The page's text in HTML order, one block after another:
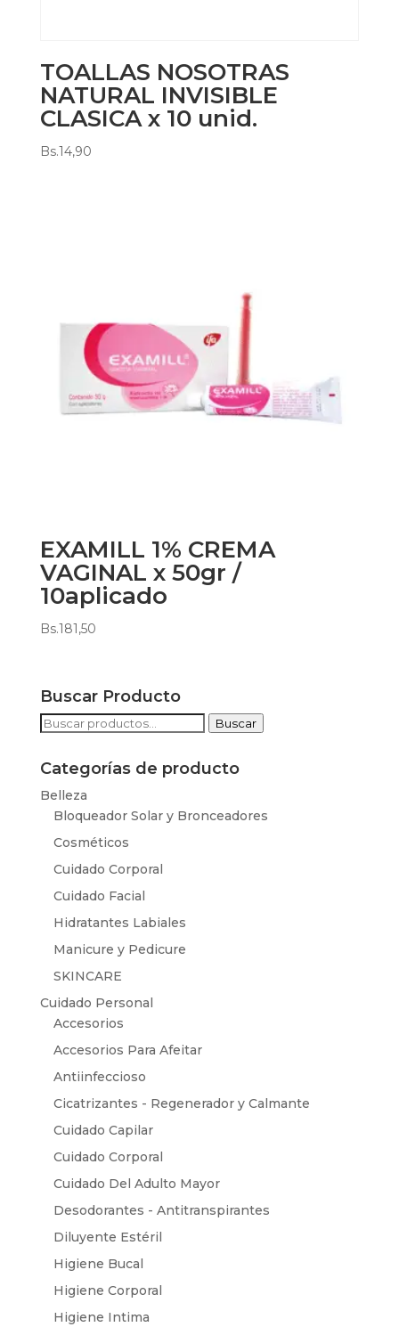
TOALLAS NOSOTRAS
NATURAL INVISIBLE
CLASICA x 10 unid.
Bs.14,90
EXAMILL 1% CREMA
VAGINAL x 50gr /
10aplicado
Bs.181,50
Buscar Producto
Buscar
Buscar
Categorías de producto
Belleza
Bloqueador Solar y Bronceadores
Cosméticos
Cuidado Corporal
Cuidado Facial
Hidratantes Labiales
Manicure y Pedicure
SKINCARE
Cuidado Personal
Accesorios
Accesorios Para Afeitar
Antiinfeccioso
Cicatrizantes - Regenerador y Calmante
Cuidado Capilar
Cuidado Corporal
Cuidado Del Adulto Mayor
Desodorantes - Antitranspirantes
Diluyente Estéril
Higiene Bucal
Higiene Corporal
Higiene Intima